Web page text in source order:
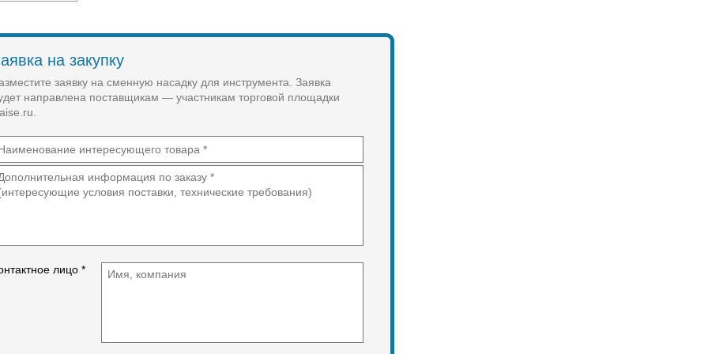
на закупку
заявку на сменную насадку для инструмента. Заявка
направлена поставщикам — участникам торговой площадки
лицо *